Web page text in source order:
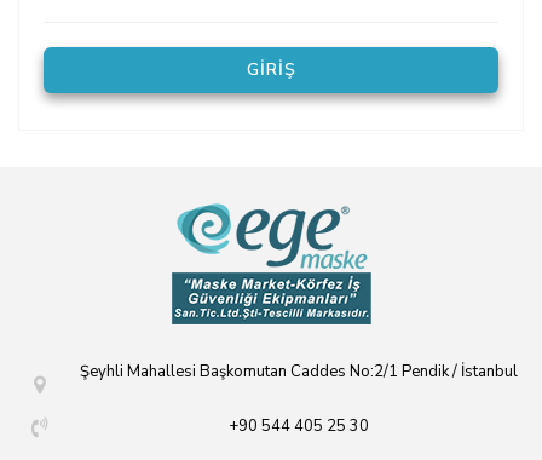
Şeyhli Mahallesi Başkomutan Caddes No:2/1 Pendik / İstanbul
+90 544 405 25 30